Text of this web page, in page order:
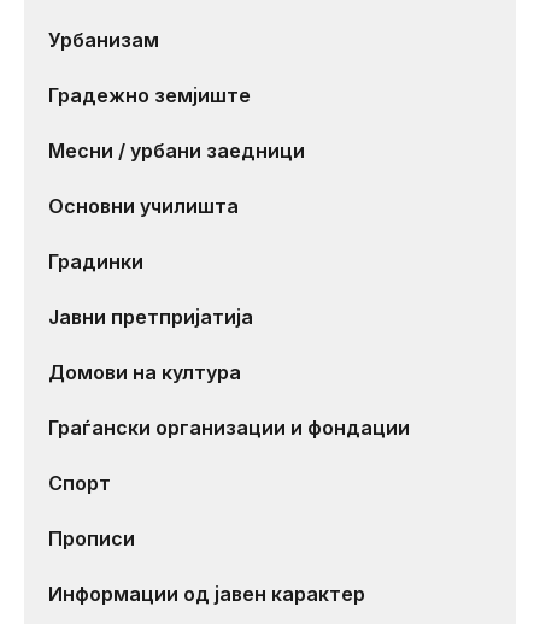
Урбанизам
Градежно земјиште
Месни / урбани заедници
Основни училишта
Градинки
Јавни претпријатија
Домови на култура
Граѓански организации и фондации
Спорт
Прописи
Информации од јавен карактер